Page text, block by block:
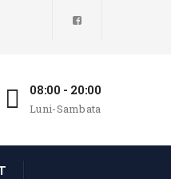
08:00 - 20:00
Luni-Sambata